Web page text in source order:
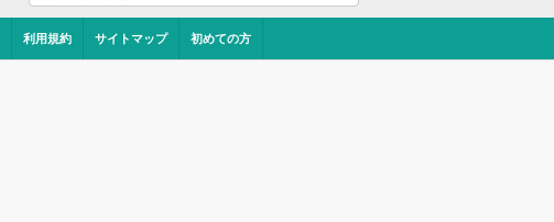
利用規約 サイトマップ 初めての方